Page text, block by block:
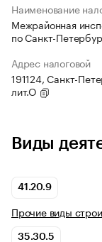
Наименование
Межрайонная
по Санкт-
Адрес налоговой
191124, Санкт-
лит.О
Виды
41.20.9
Прочие виды
35.30.5